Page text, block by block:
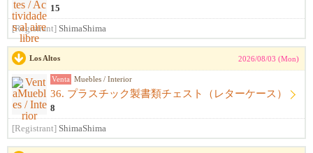
15
[Registrant] ShimaShima
Los Altos 2026/08/03 (Mon)
Venta Muebles / Interior
36. プラスチック製書類チェスト（レターケース）
8
[Registrant] ShimaShima